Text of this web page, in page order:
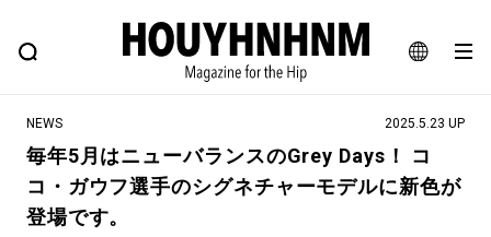
JA
EN
FEATURE BLOG SNAP
ヒップなファッション、カルチャー、ライフスタイルWEBマガジン
#注目のタグ
NEWS 2025.5.23 UP
毎年5月はニューバランスのGrey Days！ コ
コ・ガウフ選手のシグネチャーモデルに新色が
登場です。